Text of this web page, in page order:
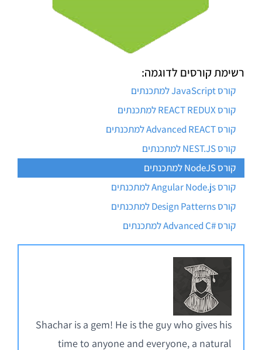
רשימת קורסים לדוגמה:
קורס JavaScript למתכנתים
קורס REACT REDUX למתכנתים
קורס Advanced REACT למתכנתים
קורס NEST.JS למתכנתים
קורס NodeJS למתכנתים
קורס Angular Node.js למתכנתים
קורס Design Patterns למתכנתים
קורס #Advanced C למתכנתים
Shachar is a gem! He is the guy who gives his
time to anyone and everyone, a natural